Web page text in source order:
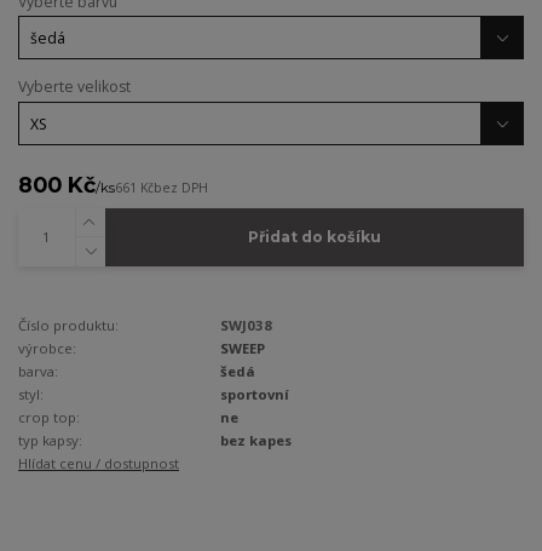
Vyberte velikost
800 Kč/ks661 Kčbez DPH
Přidat do košíku
Číslo produktu:
SWJ038
výrobce:
SWEEP
barva:
šedá
styl:
sportovní
crop top:
ne
typ kapsy:
bez kapes
Hlídat cenu / dostupnost